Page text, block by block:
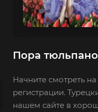
Пора
Начните смотреть
регистрации.
нашем сайте в